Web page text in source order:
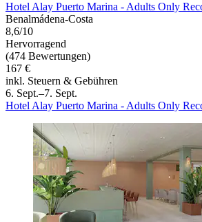
Hotel Alay Puerto Marina - Adults Only
Benalmádena-Costa
8,6/10
Hervorragend
(474 Bewertungen)
167 €
inkl. Steuern & Gebühren
6. Sept.–7. Sept.
Hotel Alay Puerto Marina - Adults Only